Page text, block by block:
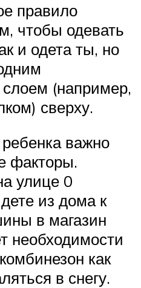
правило
чтобы одевать
и одета ты, но
(например,
сверху.
важно
факторы.
улице 0
из дома к
в магазин
необходимости
как
в снегу.